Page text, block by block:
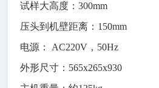
试样大高度：300mm
压头到机壁距离：150mm
电源： AC220V，50Hz
外形尺寸：565x265x930